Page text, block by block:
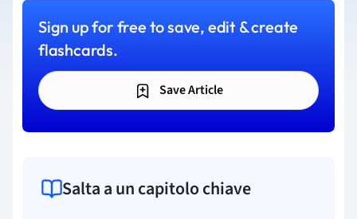
Sign up for free to save, edit & create
flashcards.
Save Article
Salta a un capitolo chiave